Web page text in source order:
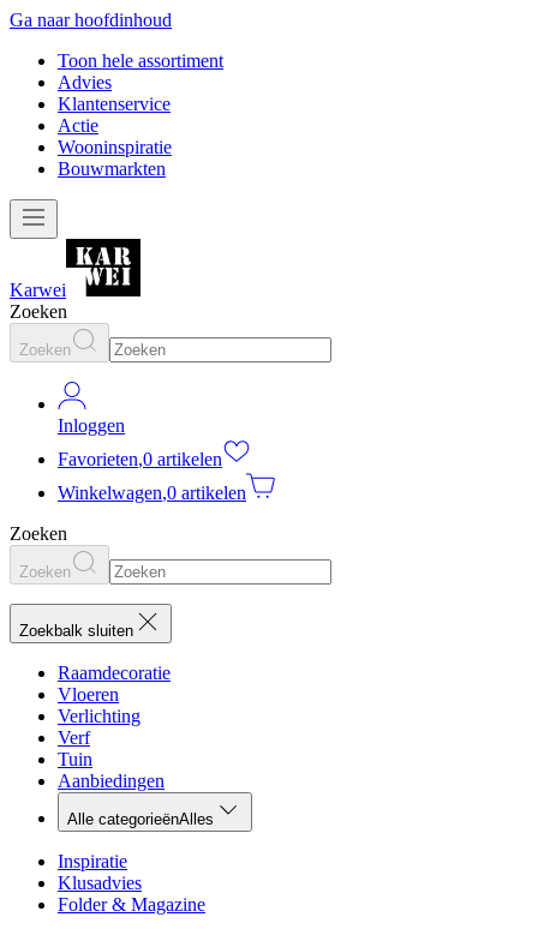
Ga naar hoofdinhoud
Toon hele assortiment
Advies
Klantenservice
Actie
Wooninspiratie
Bouwmarkten
Karwei
Zoeken
Zoeken
Inloggen
Favorieten,0 artikelen
Winkelwagen,0 artikelen
Zoeken
Zoeken
Zoekbalk sluiten
Raamdecoratie
Vloeren
Verlichting
Verf
Tuin
Aanbiedingen
Alle categorieënAlles
Inspiratie
Klusadvies
Folder & Magazine